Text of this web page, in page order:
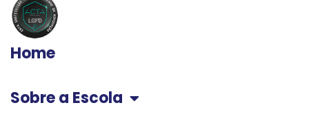
Home
Sobre a Escola